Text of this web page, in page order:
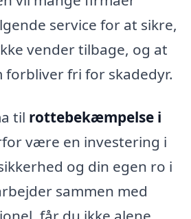
service for at sikre,
vender tilbage, og at
forbliver fri for skadedyr.
til rottebekæmpelse i
være en investering i
og din egen ro i
sammen med